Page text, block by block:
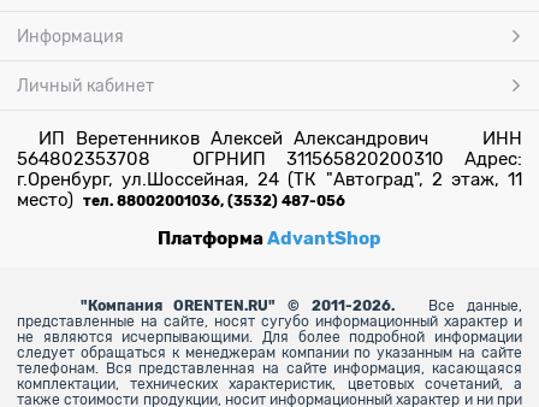
Информация
Личный кабинет
ИП Веретенников Алексей Александрович ИНН
564802353708 ОГРНИП 311565820200310 Адрес:
г.Оренбург, ул.Шоссейная, 24 (ТК "Автоград", 2 этаж, 11
место) тел. 88002001036, (3532) 487-056
ПлатформаAdvantShop
" Компания ORENTEN.RU" © 2011-2026.
Все данные,
представленные на сайте, носят сугубо информационный характер и
не являются исчерпывающими. Для более подробной информации
следует обращаться к менеджерам компании по указанным на сайте
телефонам. Вся представленная на сайте информация, касающаяся
комплектации, технических характеристик, цветовых сочетаний, а
также стоимости продукции, носит информационный характер и ни при